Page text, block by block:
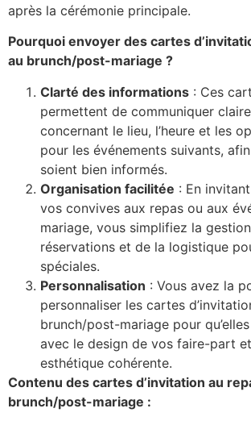
après la cérémonie principale.
Pourquoi envoyer des cartes
au brunch/post-mariage ?
Clarté des informations : Ces
permettent de communiquer
concernant le lieu, l’heure et les
pour les événements suivants,
soient bien informés.
Organisation facilitée : En
vos convives aux repas ou aux
mariage, vous simplifiez la
réservations et de la logistique
spéciales.
Personnalisation : Vous avez la
personnaliser les cartes
brunch/post-mariage pour qu’elles
avec le design de vos faire-part
esthétique cohérente.
Contenu des cartes d’invitation au
brunch/post-mariage :